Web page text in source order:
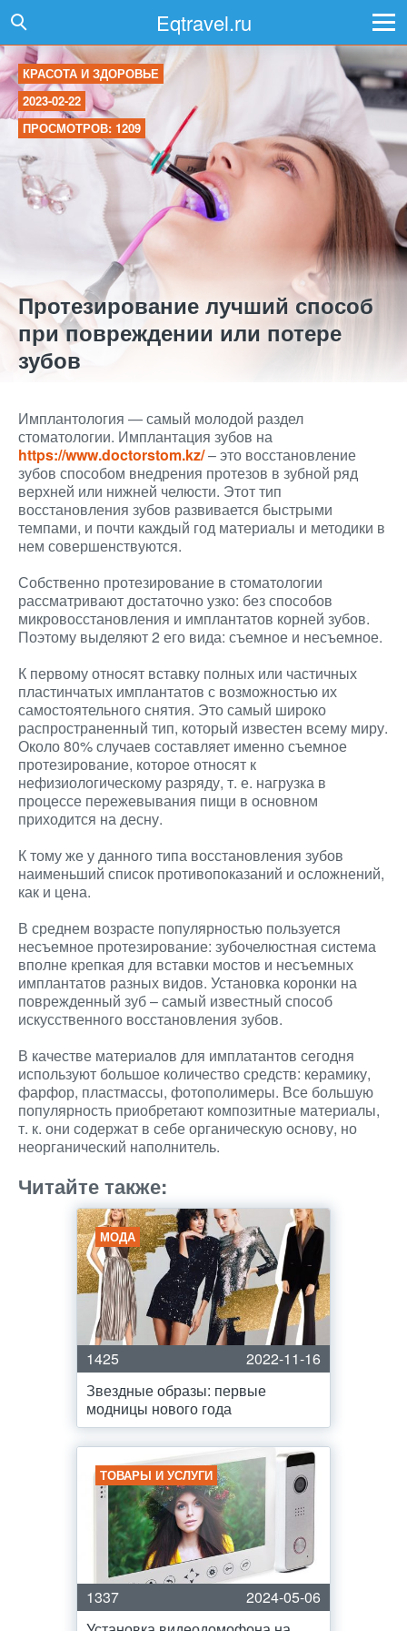
Eqtravel.ru
КРАСОТА И ЗДОРОВЬЕ
2023-02-22
ПРОСМОТРОВ: 1209
Протезирование лучший способ
при повреждении или потере
зубов
Имплантология — самый молодой раздел
стоматологии. Имплантация зубов на
https://www.doctorstom.kz/– это восстановление
зубов способом внедрения протезов в зубной ряд
верхней или нижней челюсти. Этот тип
восстановления зубов развивается быстрыми
темпами, и почти каждый год материалы и методики в
нем совершенствуются.
Собственно протезирование в стоматологии
рассматривают достаточно узко: без способов
микровосстановления и имплантатов корней зубов.
Поэтому выделяют 2 его вида: съемное и несъемное.
К первому относят вставку полных или частичных
пластинчатых имплантатов с возможностью их
самостоятельного снятия. Это самый широко
распространенный тип, который известен всему миру.
Около 80% случаев составляет именно съемное
протезирование, которое относят к
нефизиологическому разряду, т. е. нагрузка в
процессе пережевывания пищи в основном
приходится на десну.
К тому же у данного типа восстановления зубов
наименьший список противопоказаний и осложнений,
как и цена.
В среднем возрасте популярностью пользуется
несъемное протезирование: зубочелюстная система
вполне крепкая для вставки мостов и несъемных
имплантатов разных видов. Установка коронки на
поврежденный зуб – самый известный способ
искусственного восстановления зубов.
В качестве материалов для имплатантов сегодня
используют большое количество средств: керамику,
фарфор, пластмассы, фотополимеры. Все большую
популярность приобретают композитные материалы,
т. к. они содержат в себе органическую основу, но
неорганический наполнитель.
Читайте также:
МОДА
1425
2022-11-16
Звездные образы: первые
модницы нового года
ТОВАРЫ И УСЛУГИ
1337
2024-05-06